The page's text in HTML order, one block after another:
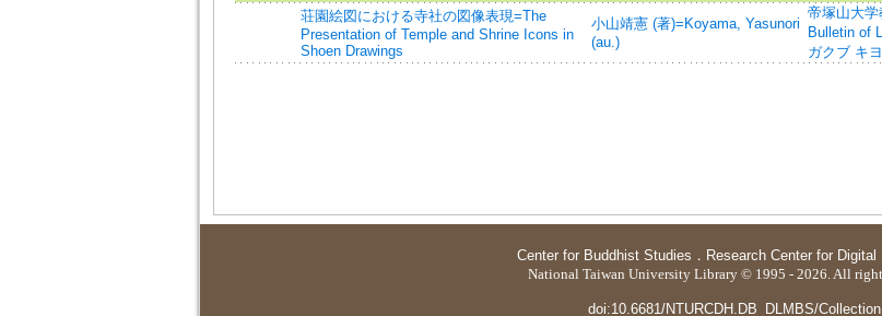
荘園絵図における寺社の図像表現=The
Presentation of Temple and Shrine Icons in
Shoen Drawings
小山靖憲 (著)=Koyama, Yasunori
(au.)
帝塚山大
Bulletin of
ガクブ キ
Center for Buddhist Studies ． Research Center for Digital
National Taiwan University Library © 1995 - 2026. All
doi:10.6681/NTURCDH.DB_DLMBS/Collection